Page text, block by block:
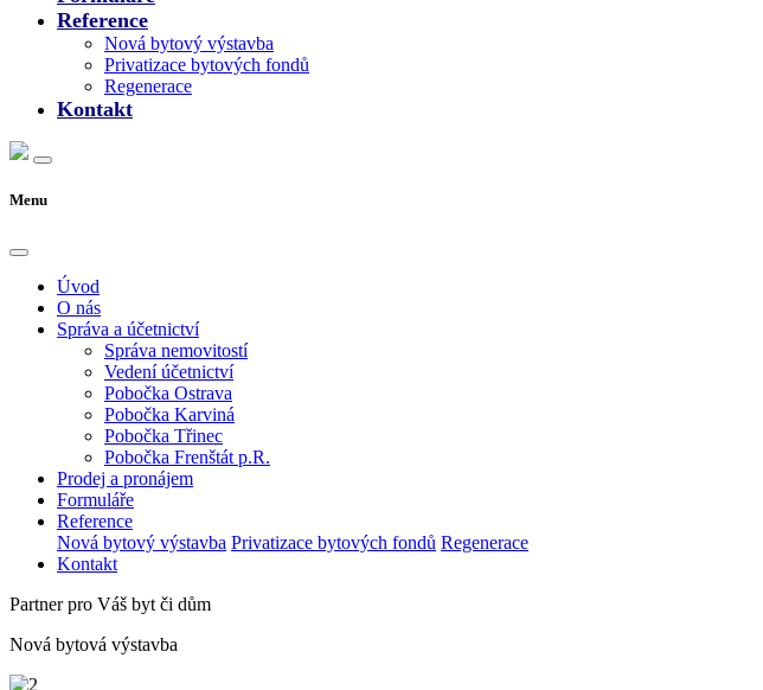
Reference
Nová bytový výstavba
Privatizace bytových fondů
Regenerace
Kontakt
Menu
Úvod
O nás
Správa a účetnictví
Správa nemovitostí
Vedení účetnictví
Pobočka Ostrava
Pobočka Karviná
Pobočka Třinec
Pobočka Frenštát p.R.
Prodej a pronájem
Formuláře
Reference
Nová bytový výstavba Privatizace bytových fondů Regenerace
Kontakt
Partner pro Váš byt či dům
Nová bytová výstavba